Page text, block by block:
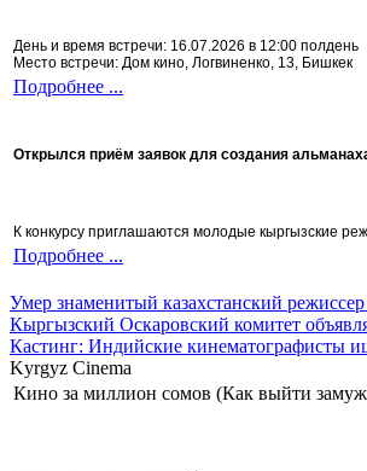
День и время встречи: 16.07.2026 в 12:00 полдень
Место встречи: Дом кино, Логвиненко, 13, Бишкек
Подробнее ...
Открылся приём заявок для создания
К конкурсу приглашаются молодые кыргызские
Подробнее ...
Умер знаменитый казахстанский
Кыргызский Оскаровский комитет
Кастинг: Индийские кинематографисты
Kyrgyz Cinema
Кино за миллион сомов (Как выйти